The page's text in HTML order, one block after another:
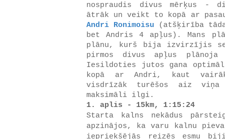
nospraudis divus mērķus -
ātrāk un veikt to kopā ar
Andri Ronimoisu (atšķirība
bet Andris 4 apļus). Mans
plānu, kurš bija izvirzījis
pirmos divus apļus plānoja
Iesildoties jutos gana
kopā ar Andri, kaut
visdrīzāk turēšos aiz
maksimāli ilgi.
1. aplis - 15km, 1:15:24
Starta kalns nekādus
apzinājos, ka varu kalnu
iepriekšējās reizēs esmu